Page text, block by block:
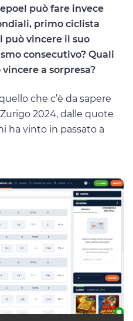
può fare invece
primo ciclista
può vincere il suo
consecutivo? Quali
a sorpresa?
che c’è da sapere
2024, dalle quote
ha vinto in passato a